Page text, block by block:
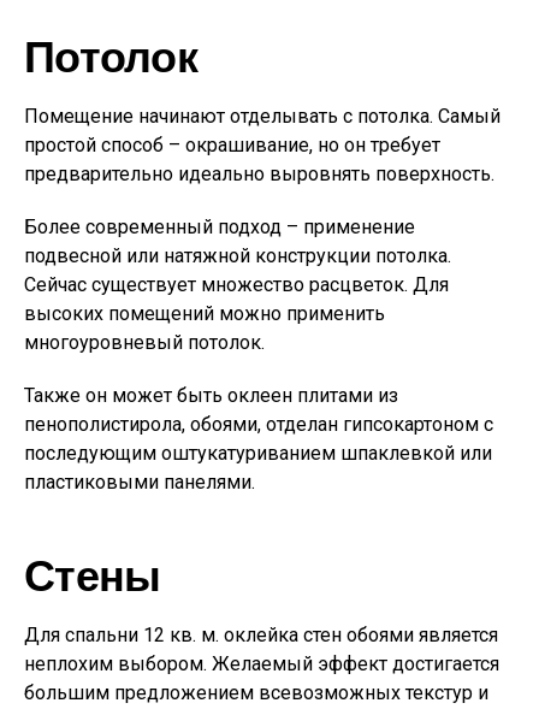
Потолок
Помещение начинают отделывать с потолка. Самый
простой способ – окрашивание, но он требует
предварительно идеально выровнять поверхность.
Более современный подход – применение
подвесной или натяжной конструкции потолка.
Сейчас существует множество расцветок. Для
высоких помещений можно применить
многоуровневый потолок.
Также он может быть оклеен плитами из
пенополистирола, обоями, отделан гипсокартоном с
последующим оштукатуриванием шпаклевкой или
пластиковыми панелями.
Стены
Для спальни 12 кв. м. оклейка стен обоями является
неплохим выбором. Желаемый эффект достигается
большим предложением всевозможных текстур и